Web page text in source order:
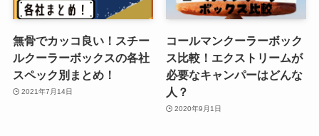
無骨でカッコ良い！スチー
ルクーラーボックスの各社
スペック別まとめ！
2021年7月14日
コールマンクーラーボック
ス比較！エクストリームが
必要なキャンパーはどんな
人？
2020年9月1日